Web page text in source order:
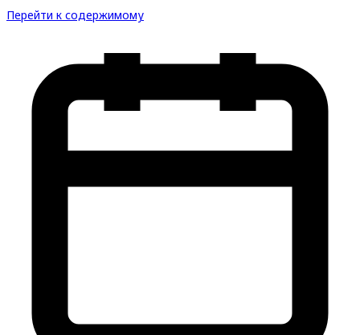
Перейти к содержимому